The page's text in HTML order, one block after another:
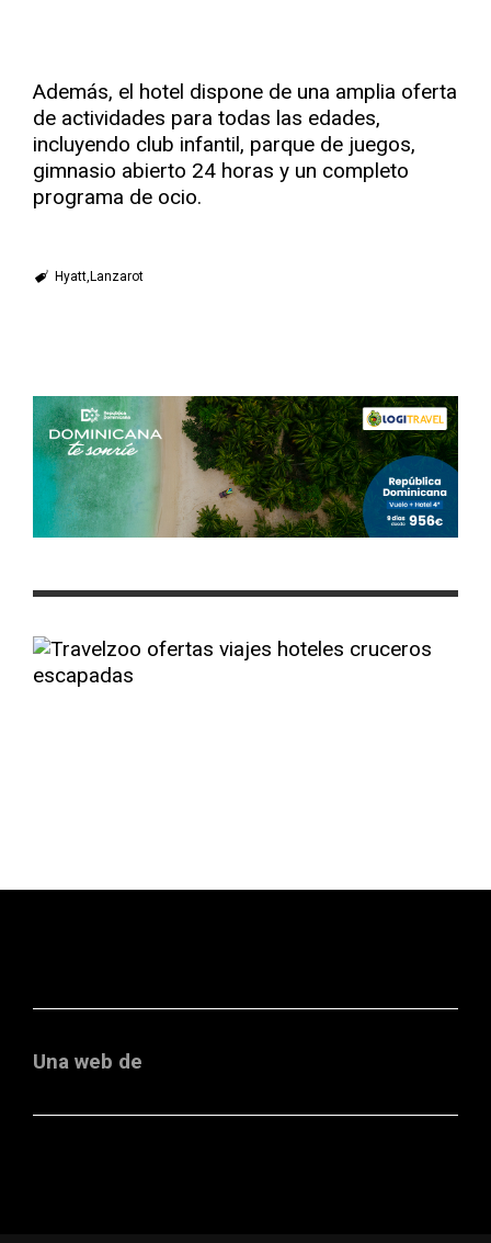
Además, el hotel dispone de una amplia oferta
de actividades para todas las edades,
incluyendo club infantil, parque de juegos,
gimnasio abierto 24 horas y un completo
programa de ocio.
Hyatt Lanzarot
Una web de